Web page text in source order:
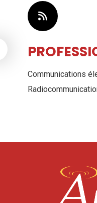
Communications